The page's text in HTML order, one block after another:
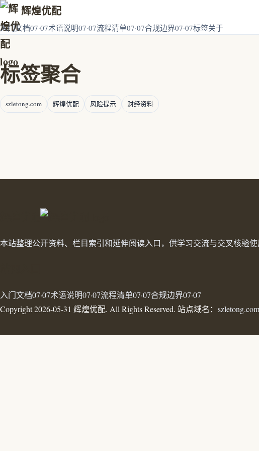
辉煌优配
入门文档07·07术语说明07·07流程清单07·07合规边界07·07标签关于
标签聚合
szletong.com 辉煌优配 风险提示 财经资料
本站整理公开资料、栏目索引和延伸阅读入口，供学习交流与交叉核验使
入门文档07·07术语说明07·07流程清单07·07合规边界07·07
Copyright 2026-05-31 辉煌优配. All Rights Reserved. 站点域名： szletong.com